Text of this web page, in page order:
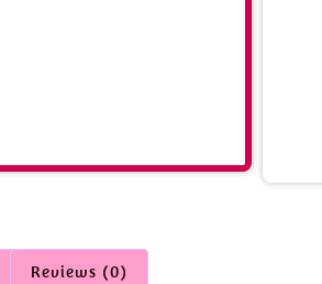
Reviews (0)